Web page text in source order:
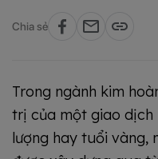
Chia sẻ
Trong ngành kim
trị của một giao dịch
lượng hay tuổi vàng,